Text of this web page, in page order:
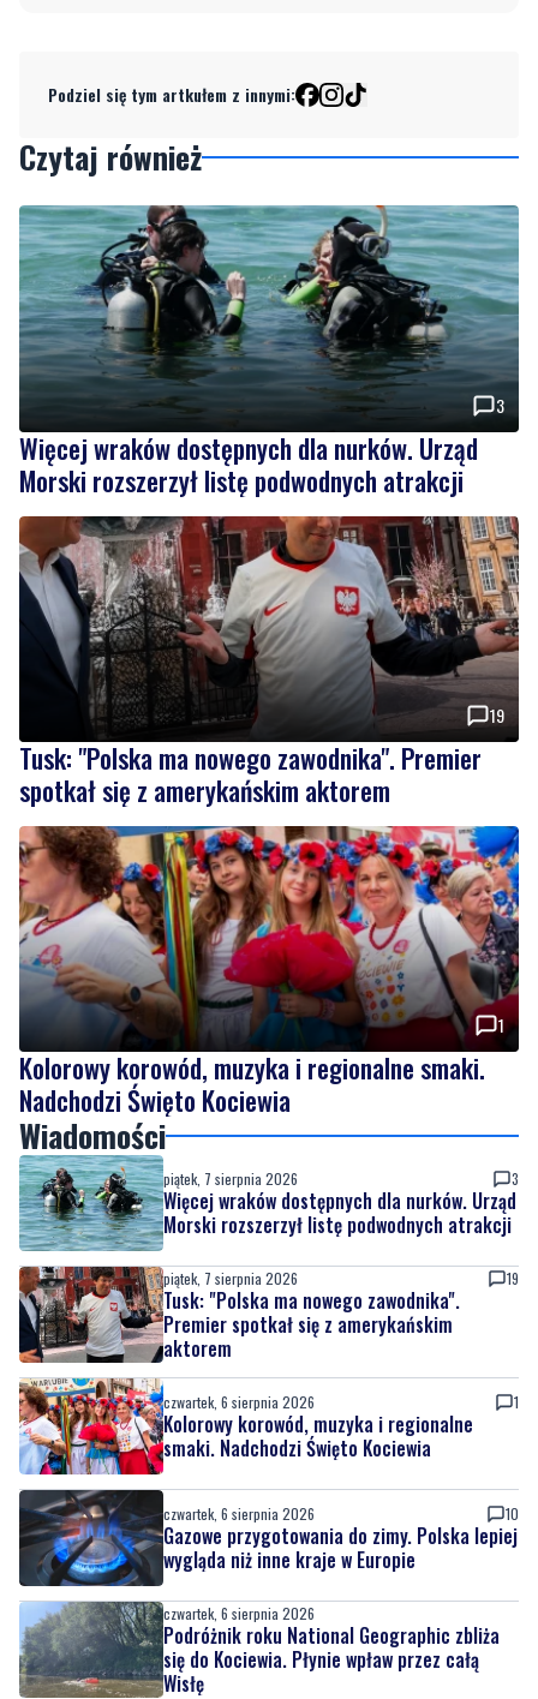
Podziel się tym artkułem z innymi:
Czytaj również
3
Więcej wraków dostępnych dla nurków. Urząd
Morski rozszerzył listę podwodnych atrakcji
19
Tusk: "Polska ma nowego zawodnika". Premier
spotkał się z amerykańskim aktorem
1
Kolorowy korowód, muzyka i regionalne smaki.
Nadchodzi Święto Kociewia
Wiadomości
piątek, 7 sierpnia 2026 3
Więcej wraków dostępnych dla nurków. Urząd
Morski rozszerzył listę podwodnych atrakcji
piątek, 7 sierpnia 2026 19
Tusk: "Polska ma nowego zawodnika".
Premier spotkał się z amerykańskim
aktorem
czwartek, 6 sierpnia 2026 1
Kolorowy korowód, muzyka i regionalne
smaki. Nadchodzi Święto Kociewia
czwartek, 6 sierpnia 2026 10
Gazowe przygotowania do zimy. Polska lepiej
wygląda niż inne kraje w Europie
czwartek, 6 sierpnia 2026
Podróżnik roku National Geographic zbliża
się do Kociewia. Płynie wpław przez całą
Wisłę